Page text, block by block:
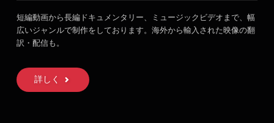
短編動画から長編ドキュメンタリー、ミュージックビデオまで、幅
広いジャンルで制作をしております。海外から輸入された映像の翻
訳・配信も。
詳しく